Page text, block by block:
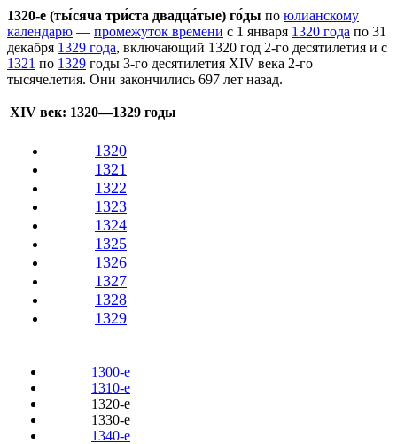
1320-е (ты́сяча три́ста двадца́тые) го́ды по юлианскому
календарю — промежуток времени с 1 января 1320 года по 31
декабря 1329 года, включающий 1320 год 2-го десятилетия и с
1321 по 1329 годы 3-го десятилетия XIV века 2-го
тысячелетия. Они закончились 697 лет назад.
XIV век: 1320—1329 годы
1320
1321
1322
1323
1324
1325
1326
1327
1328
1329
1300-е
1310-е
1320-е
1330-е
1340-е